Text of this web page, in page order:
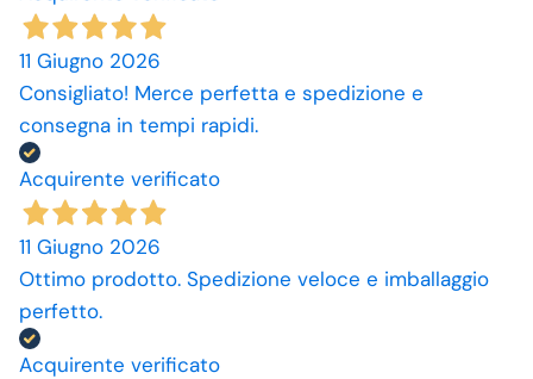
11 Giugno 2026
Consigliato! Merce perfetta e spedizione e
consegna in tempi rapidi.
Acquirente verificato
11 Giugno 2026
Ottimo prodotto. Spedizione veloce e imballaggio
perfetto.
Acquirente verificato